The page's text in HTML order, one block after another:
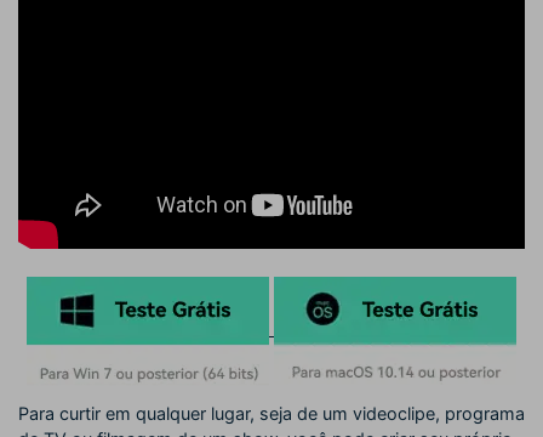
Para curtir em qualquer lugar, seja de um videoclipe, programa